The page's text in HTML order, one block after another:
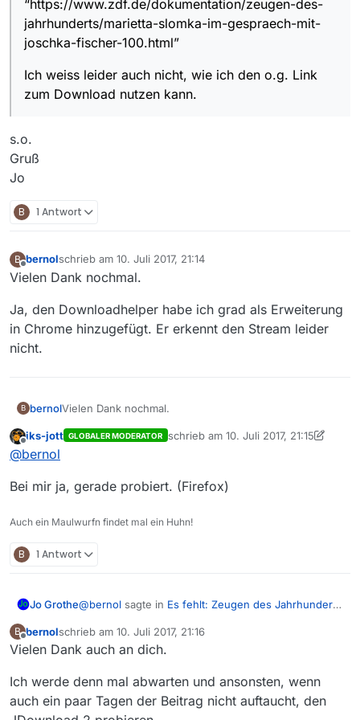
“https://www.zdf.de/dokumentation/zeugen-des-
jahrhunderts/marietta-slomka-im-gespraech-mit-
joschka-fischer-100.html”
Ich weiss leider auch nicht, wie ich den o.g. Link
zum Download nutzen kann.
s.o.
Gruß
Jo
B 1 Antwort
B
Offline
bernolschrieb am 10. Juli 2017, 21:14
zuletzt editiert von
Vielen Dank nochmal.
Ja, den Downloadhelper habe ich grad als Erweiterung
in Chrome hinzugefügt. Er erkennt den Stream leider
nicht.
B bernolVielen Dank nochmal.
Ja, den Downloadhelper habe ich grad als Erweiterung
Offline
iks-jott GLOBALER MODERATOR schrieb am 10. Juli 2017, 21:15
zuletzt editiert von iks-jott7. Okt.
@bernol
Bei mir ja, gerade probiert. (Firefox)
Auch ein Maulwurfn findet mal ein Huhn!
B 1 Antwort
Jo Grothe@bernol sagte in Es fehlt: Zeugen des Jahrhunderts
Moin,
in der ZDF-Mediathek ist der o.g Beitrag unter
dem Link
Stimmt, bei mir auch nicht.
B
Offline
bernolschrieb am 10. Juli 2017, 21:16
zuletzt editiert von
Vielen Dank auch an dich.
Ich werde denn mal abwarten und ansonsten, wenn
auch ein paar Tagen der Beitrag nicht auftaucht, den